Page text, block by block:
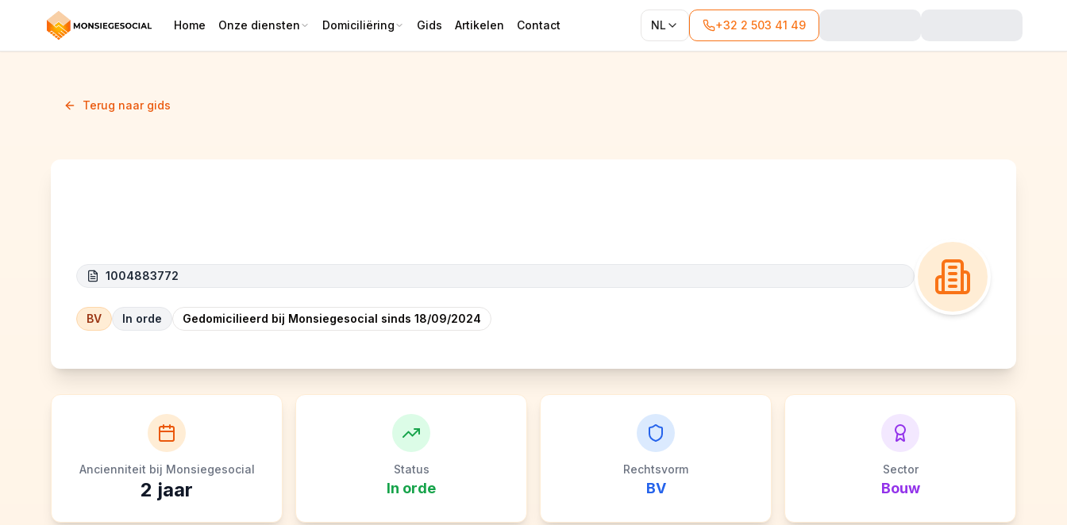
Home Onze diensten Domiciliëring Gids Artikelen Contact NL +32 2 503 41 49
Terug naar gids
1004883772
BV In orde Gedomicilieerd bij Monsiegesocial sinds 18/09/2024
Ancienniteit bij Monsiegesocial
2 jaar
Status
In orde
Rechtsvorm
BV
Sector
Bouw